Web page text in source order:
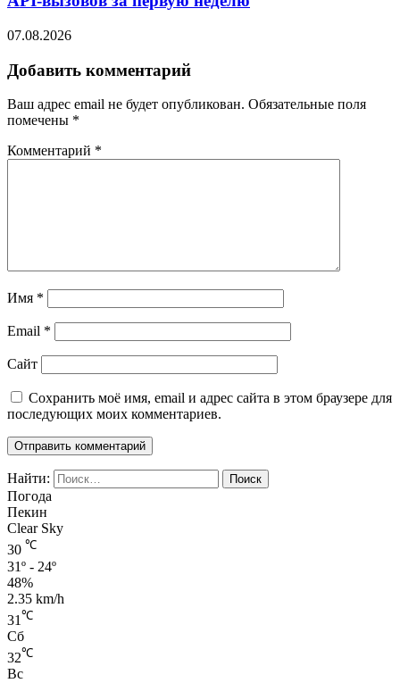
07.08.2026
Добавить комментарий
Ваш адрес email не будет опубликован. Обязательные поля
помечены *
Комментарий *
Имя *
Email *
Сайт
Сохранить моё имя, email и адрес сайта в этом браузере для
последующих моих комментариев.
Найти:
Погода
Пекин
Clear Sky
30 ℃
31º - 24º
48%
2.35 km/h
31 ℃
Сб
32℃
Вс